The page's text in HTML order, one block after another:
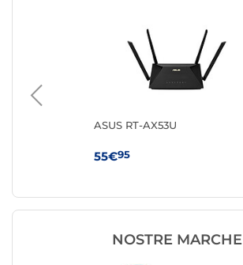
ASUS RT-AX53U
55€95
NOSTRE MARCHE